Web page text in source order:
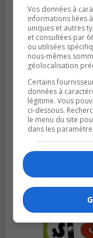
Publié le 6 août 2026
La grenade
inoffensive
Vos données à
informations liées
uniques et autres
et consultées par
ou utilisées
nous-mêmes
géolocalisation
Certains
données à
légitime. Vous
ci-dessous.
le menu du site
dans les